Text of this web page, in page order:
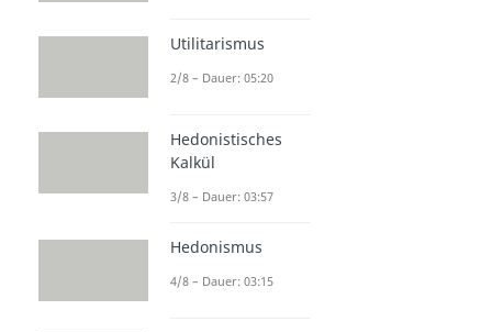
Utilitarismus
2/8 – Dauer: 05:20
Hedonistisches
Kalkül
3/8 – Dauer: 03:57
Hedonismus
4/8 – Dauer: 03:15